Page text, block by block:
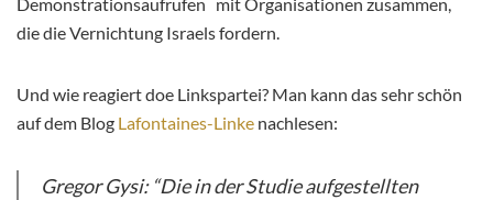
die die Vernichtung Israels fordern.
Und wie reagiert doe Linkspartei? Man kann das sehr schön
auf dem Blog Lafontaines-Linke nachlesen:
Gregor Gysi: “Die in der Studie aufgestellten